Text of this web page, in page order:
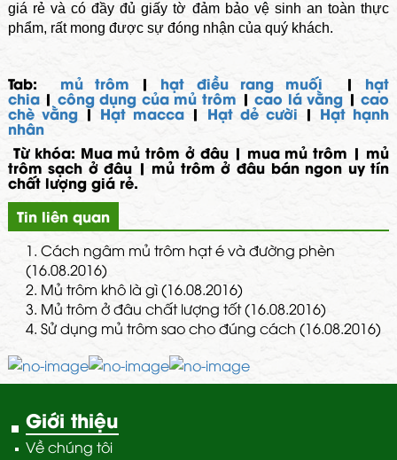
giá rẻ và có đầy đủ giấy tờ đảm bảo vệ sinh an toàn thực
phẩm, rất mong được sự đóng nhận của quý khách.
Tab: mủ trôm | hạt điều rang muối | hạt
chia| công dụng của mủ trôm |cao lá vằng |cao
chè vằng | Hạt macca | Hạt dẻ cười | Hạt hạnh
nhân
Từ khóa: Mua mủ trôm ở đâu | mua mủ trôm | mủ
trôm sạch ở đâu | mủ trôm ở đâu bán ngon uy tín
chất lượng giá rẻ.
Tin liên quan
1. Cách ngâm mủ trôm hạt é và đường phèn
(16.08.2016)
2. Mủ trôm khô là gì (16.08.2016)
3. Mủ trôm ở đâu chất lượng tốt (16.08.2016)
4. Sử dụng mủ trôm sao cho đúng cách (16.08.2016)
Giới thiệu
Về chúng tôi